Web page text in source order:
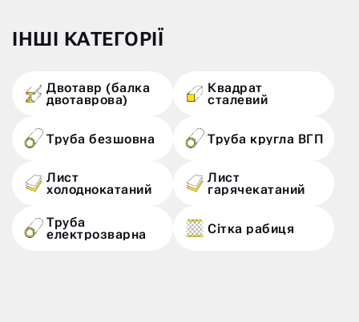
ІНШІ КАТЕГОРІЇ
Двотавр (балка
двотаврова)
Квадрат
сталевий
Труба безшовна Труба кругла ВГП
Лист
холоднокатаний
Лист
гарячекатаний
Труба
електрозварна Сітка рабиця